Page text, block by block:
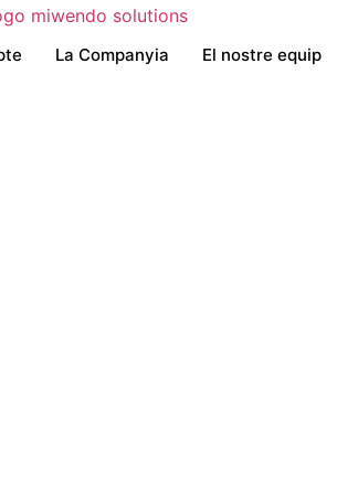
La Companyia El nostre equip